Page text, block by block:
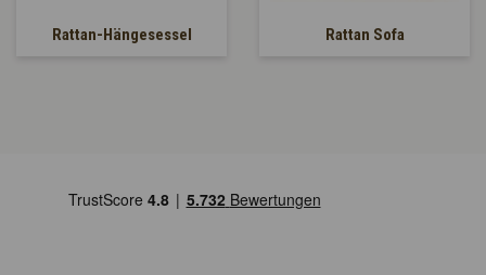
Rattan-Hängesessel Rattan Sofa